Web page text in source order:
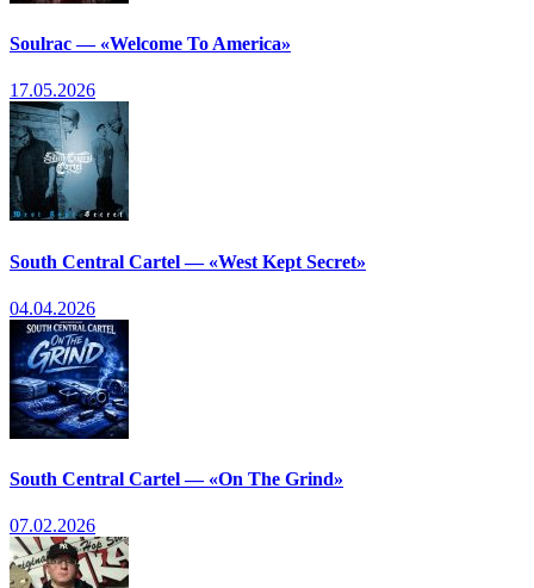
Soulrac — «Welcome To America»
17.05.2026
South Central Cartel — «West Kept Secret»
04.04.2026
South Central Cartel — «On The Grind»
07.02.2026